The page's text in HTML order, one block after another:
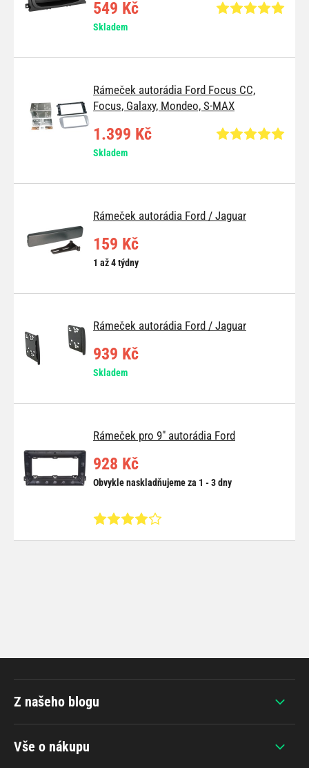
549 Kč
Skladem
Rámeček autorádia Ford Focus CC,
Focus, Galaxy, Mondeo, S-MAX
1.399 Kč
Skladem
Rámeček autorádia Ford / Jaguar
159 Kč
1 až 4 týdny
Rámeček autorádia Ford / Jaguar
939 Kč
Skladem
Rámeček pro 9" autorádia Ford
928 Kč
Obvykle naskladňujeme za 1 - 3 dny
Vše o nákupu
Z našeho blogu